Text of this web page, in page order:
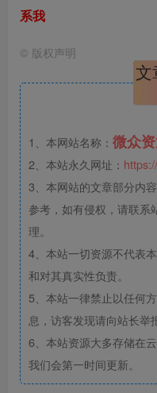
系我
© 版权声明
文
1、本网站名称： 微众
2、本站永久网址：
3、本网站的文章部分内
参考，如有侵权，请联系
理。
4、本站一切资源不代表
和对其真实性负责。
5、本站一律禁止以任何
息，访客发现请向站长举
6、本站资源大多存储在
我们会第一时间更新。